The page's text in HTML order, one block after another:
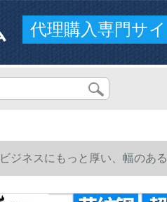
代理購入専門サイ
ジネスにもっと厚い、幅のあ
ました。